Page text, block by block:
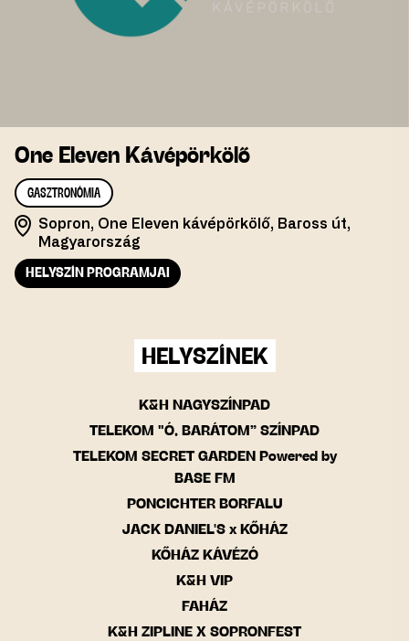
One Eleven Kávépörkölő
GASZTRONÓMIA
Sopron, One Eleven kávépörkölő, Baross út,
Magyarország
HELYSZÍN PROGRAMJAI
HELYSZÍNEK
K&H NAGYSZÍNPAD
TELEKOM "Ó, BARÁTOM” SZÍNPAD
TELEKOM SECRET GARDEN Powered by
BASE FM
PONCICHTER BORFALU
JACK DANIEL'S x KŐHÁZ
KŐHÁZ KÁVÉZÓ
K&H VIP
FAHÁZ
K&H ZIPLINE X SOPRONFEST